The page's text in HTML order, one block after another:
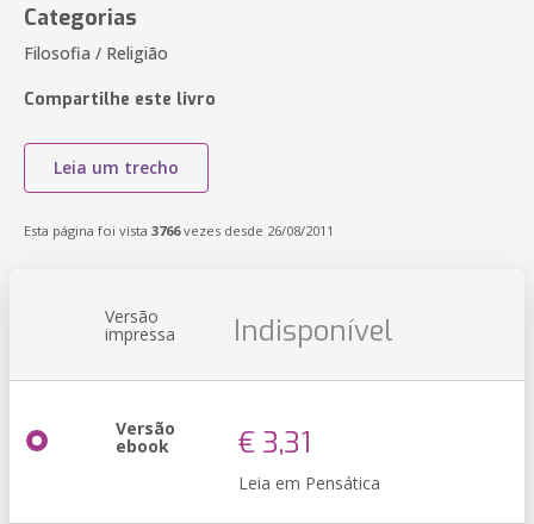
Categorias
Filosofia / Religião
Compartilhe este livro
Leia um trecho
Esta página foi vista 3766vezes desde 26/08/2011
Versão
impressa Indisponível
Versão
ebook € 3,31
Leia em Pensática